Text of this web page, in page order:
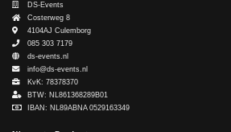
DS-Events
Costerweg 8
4104AJ Culemborg
085 303 7179
ds-events.nl
info@ds-events.nl
KvK: 78378370
BTW: NL861368289B01
IBAN: NL89ABNA 0529163349